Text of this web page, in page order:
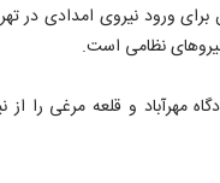
برای ورود نیروی امدادی
نظامی است.
مهرآباد و قلعه مرغی را